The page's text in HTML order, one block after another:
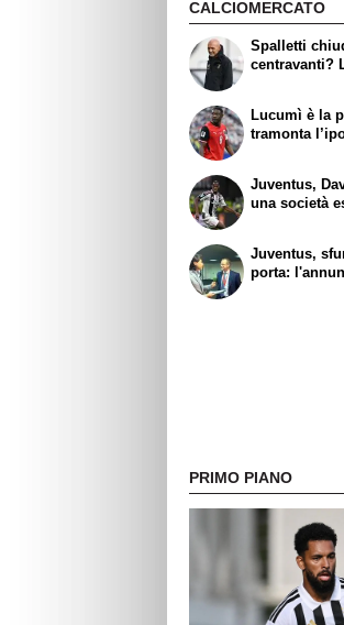
CALCIOMERCATO
Spalletti
centravanti?
Lucumì è la
tramonta
Juventus,
una società
Juventus,
porta:
PRIMO PIANO